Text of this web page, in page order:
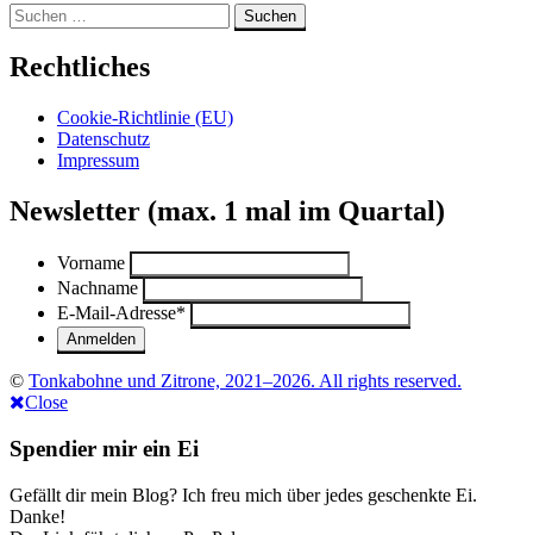
Suchen
nach:
Rechtliches
Cookie-Richtlinie (EU)
Datenschutz
Impressum
Newsletter (max. 1 mal im Quartal)
Vorname
Nachname
E-Mail-Adresse*
© Tonkabohne und Zitrone, 2021–2026. All rights reserved.
Close
Spendier mir ein Ei
Gefällt dir mein Blog? Ich freu mich über jedes geschenkte Ei.
Danke!